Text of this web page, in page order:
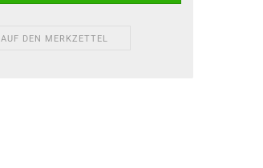
AUF DEN MERKZETTEL